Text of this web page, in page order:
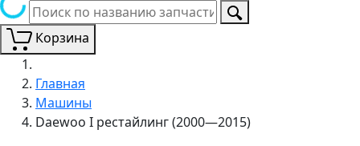
Корзина
Главная
Машины
Daewoo I рестайлинг (2000—2015)